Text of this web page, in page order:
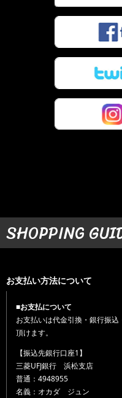
SHOPPING
お支払い方法について
■お支払について
お支払いは代金引換・銀行振
頂けます。
【振込先銀行口座1】
三菱UFJ銀行 浜松支店
普通：4948955
名義：オカダ ジュン